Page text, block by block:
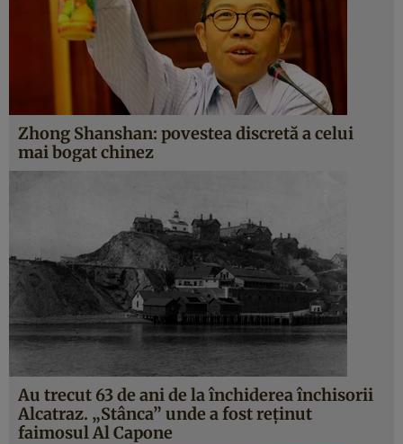
Zhong Shanshan: povestea discretă a celui
mai bogat chinez
Au trecut 63 de ani de la închiderea închisorii
Alcatraz. „Stânca” unde a fost reţinut
faimosul Al Capone